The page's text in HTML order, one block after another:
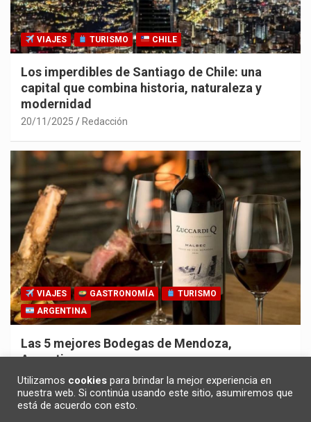
VIAJES TURISMO CHILE
Los imperdibles de Santiago de Chile: una
capital que combina historia, naturaleza y
modernidad
20/11/2025 Redacción
VIAJES GASTRONOMÍA
TURISMO
ARGENTINA
Las 5 mejores Bodegas de Mendoza,
Argentina
30/10/2025 Redacción
Utilizamos cookies para brindar la mejor experiencia en
nuestra web. Si continúa usando este sitio, asumiremos que
está de acuerdo con esto.